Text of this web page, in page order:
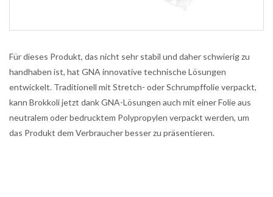
Für dieses Produkt, das nicht sehr stabil und daher schwierig zu
handhaben ist, hat GNA innovative technische Lösungen
entwickelt. Traditionell mit Stretch- oder Schrumpffolie verpackt,
kann Brokkoli jetzt dank GNA-Lösungen auch mit einer Folie aus
neutralem oder bedrucktem Polypropylen verpackt werden, um
das Produkt dem Verbraucher besser zu präsentieren.